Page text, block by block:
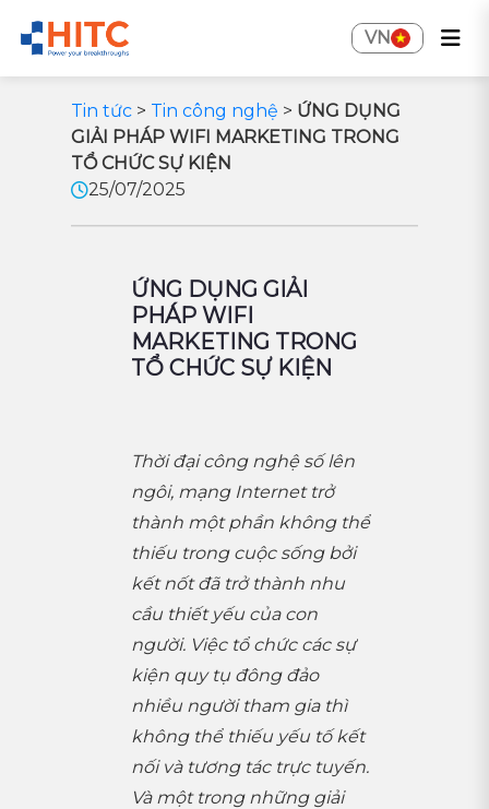
VN
Tin tức > Tin công nghệ > ỨNG DỤNG
GIẢI PHÁP WIFI MARKETING TRONG
TỔ CHỨC SỰ KIỆN
25/07/2025
ỨNG DỤNG GIẢI
PHÁP WIFI
MARKETING TRONG
TỔ CHỨC SỰ KIỆN
Thời đại công nghệ số lên
ngôi, mạng Internet trở
thành một phần không thể
thiếu trong cuộc sống bởi
kết nốt đã trở thành nhu
cầu thiết yếu của con
người. Việc tổ chức các sự
kiện quy tụ đông đảo
nhiều người tham gia thì
không thể thiếu yếu tố kết
nối và tương tác trực tuyến.
Và một trong những giải